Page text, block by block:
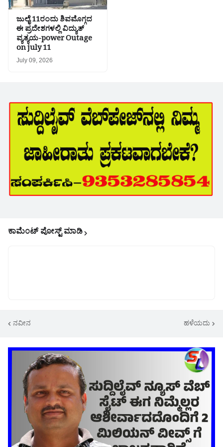
ಜುಲೈ 11ರಂದು ಶಿವಮೊಗ್ಗದ
ಈ ಪ್ರದೇಶಗಳಲ್ಲಿ ವಿದ್ಯುತ್
ವ್ಯತ್ಯಯ-power Outage
on july 11
July 09, 2026
ಕಾಮೆಂಟ್‌‌ ಪೋಸ್ಟ್‌ ಮಾಡಿ
ನವೀನ ಹಳೆಯದು